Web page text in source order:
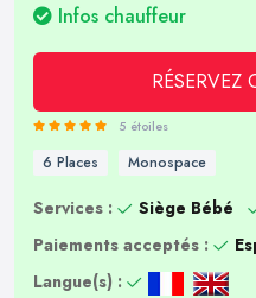
Infos chauffeur
RÉSERVEZ
5 étoiles
6 Places Monospace
Services : Siège Bébé
Paiements acceptés :
Langue(s) :